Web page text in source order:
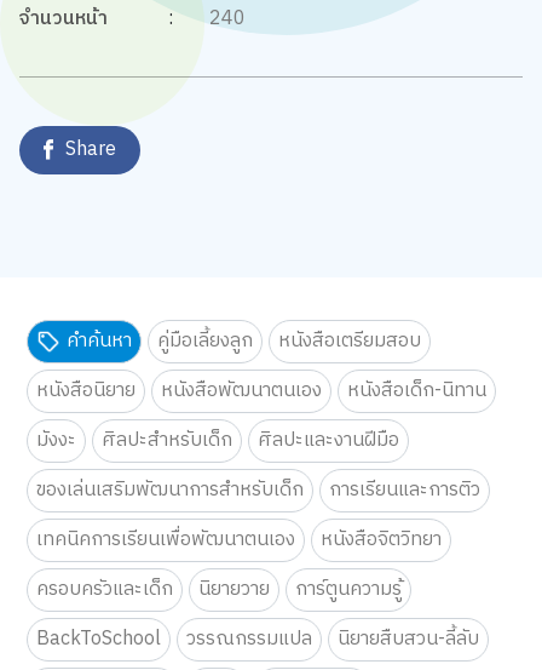
จำนวนหน้า
: 240
Share
คำค้นหา คู่มือเลี้ยงลูก
หนังสือเตรียมสอบ
หนังสือนิยาย
หนังสือพัฒนาตนเอง
หนังสือเด็ก-นิทาน
มังงะ
ศิลปะสำหรับเด็ก
ศิลปะและงานฝีมือ
ของเล่นเสริมพัฒนาการสำหรับเด็ก
การเรียนและการติว
เทคนิคการเรียนเพื่อพัฒนาตนเอง
หนังสือจิตวิทยา
ครอบครัวและเด็ก
นิยายวาย
การ์ตูนความรู้
BackToSchool
วรรณกรรมแปล
นิยายสืบสวน-ลี้ลับ